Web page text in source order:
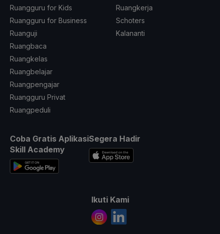
Ruangguru for Kids
Ruangguru for Business
Ruanguji
Ruangbaca
Ruangkelas
Ruangbelajar
Ruangpengajar
Ruangguru Privat
Ruangpeduli
Ruangkerja
Schoters
Kalananti
Coba Gratis Aplikasi
Skill Academy
Segera Hadir
Ikuti Kami